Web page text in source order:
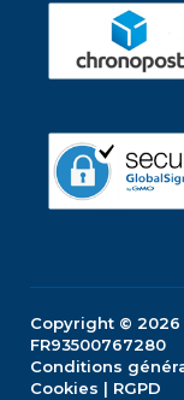
Copyright © 2026
FR93500767280
Conditions
Cookies | RGPD